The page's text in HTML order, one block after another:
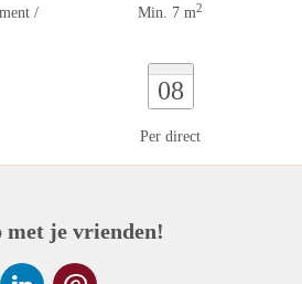
/
Min. 7 m2
08
Per direct
met je vrienden!